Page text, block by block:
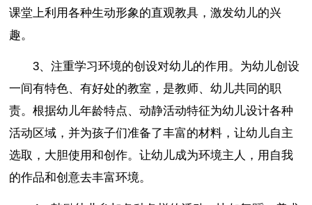
课堂上利用各种生动形象的直观教具，激发幼儿的兴
趣。
3、注重学习环境的创设对幼儿的作用。为幼儿创设
一间有特色、有好处的教室，是教师、幼儿共同的职
责。根据幼儿年龄特点、动静活动特征为幼儿设计各种
活动区域，并为孩子们准备了丰富的材料，让幼儿自主
选取，大胆使用和创作。让幼儿成为环境主人，用自我
的作品和创意去丰富环境。